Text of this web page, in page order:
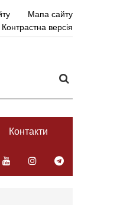
Мапа сайту
Контрастна версія
Контакти